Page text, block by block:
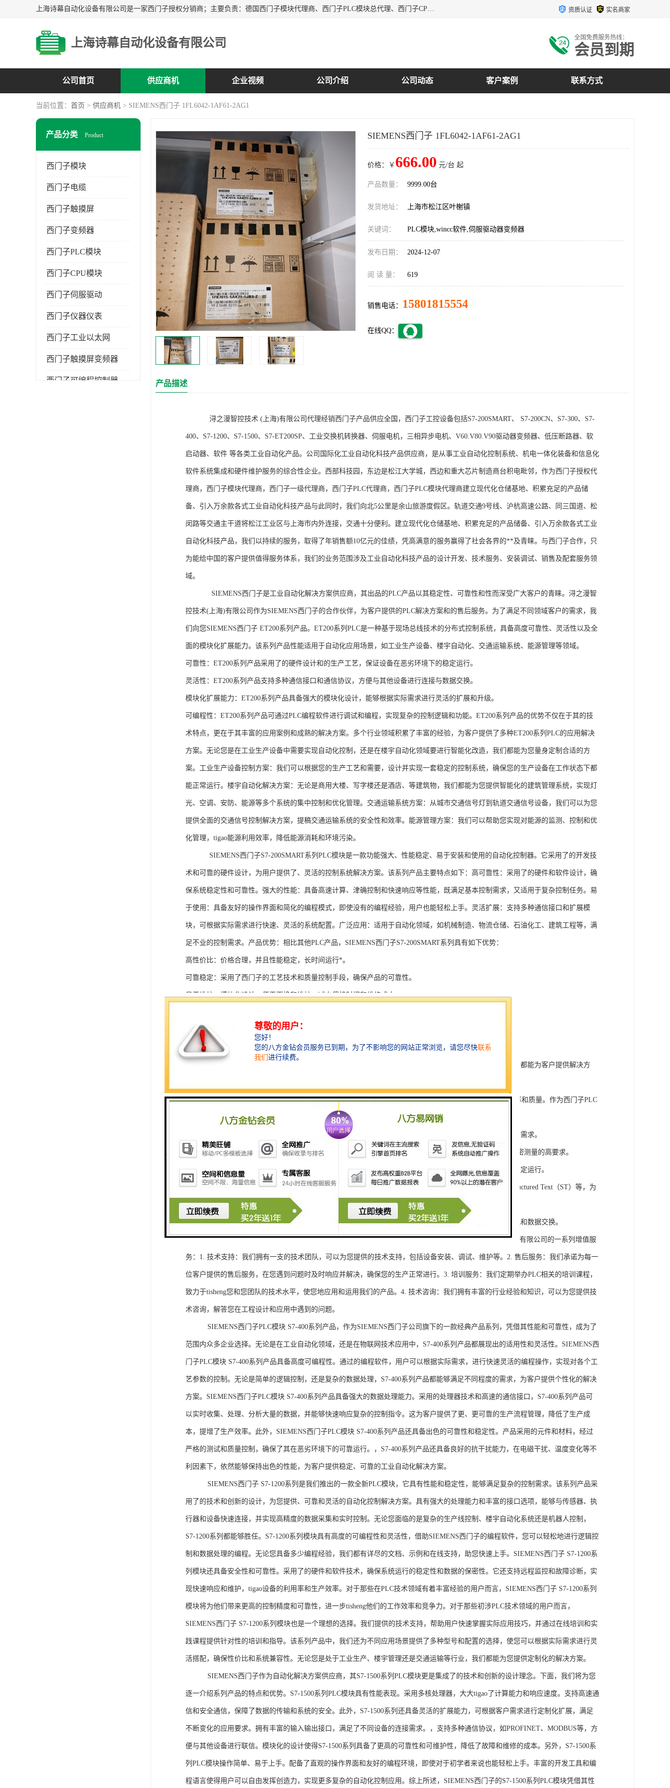
上海诗幕自动化设备有限公司是一家西门子授权分销商；主要负责：德国西门子模块代理商、西门子PLC模块总代理、西门子CPU模块代理商、西门子电缆代理、西门子触摸屏变频器总代理等专销售西门子各系列产品；实体公司，诚信经营，价格优势，品质保证，库存量大，供应！ 资质认证 实名商家
上海诗幕自动化设备有限公司 全国免费服务热线：
会员到期
公司首页 供应商机 企业视频 公司介绍 公司动态 客户案例 联系方式
当前位置： 首页 > 供应商机 > SIEMENS西门子 1FL6042-1AF61-2AG1
产品分类 Product
西门子模块
西门子电缆
西门子触摸屏
西门子变频器
西门子PLC模块
西门子CPU模块
西门子伺服驱动
西门子仪器仪表
西门子工业以太网
西门子触摸屏变频器
西门子可编程控制器
SIEMENS西门子 1FL6042-1AF61-2AG1
价格：￥ 666.00 元/台 起
产品数量： 9999.00台
发货地址： 上海市松江区叶榭镇
关键词： PLC模块,wincc软件,伺服驱动器变频器
发布日期： 2024-12-07
阅 读 量： 619
销售电话： 15801815554
在线QQ：
产品描述
浔之漫智控技术 (上海)有限公司代理经销西门子产品供应全国，西门子工控设备包括S7-200SMART、 S7-200CN、S7-300、S7-
400、S7-1200、S7-1500、S7-ET200SP、工业交换机转换器、伺服电机，三相异步电机、V60.V80.V90驱动器变频器、低压断路器、软
启动器、软件 等各类工业自动化产品。公司国际化工业自动化科技产品供应商，是从事工业自动化控制系统、机电一体化装备和信息化
软件系统集成和硬件维护服务的综合性企业。西部科技园，东边是松江大学城，西边和重大芯片制造商台积电毗邻，作为西门子授权代
理商，西门子模块代理商，西门子一级代理商，西门子PLC代理商，西门子PLC模块代理商建立现代化仓储基地、积累充足的产品储
备、引入万余款各式工业自动化科技产品与此同时，我们向北5公里是余山旅游度假区。轨道交通9号线、沪杭高速公路、同三国道、松
闵路等交通主干道将松江工业区与上海市内外连接，交通十分便利。建立现代化仓储基地、积累充足的产品储备、引入万余款各式工业
自动化科技产品，我们以持续的服务，取得了年销售额10亿元的佳绩，凭高满意的服务赢得了社会各界的**及青睐。与西门子合作，只
为能给中国的客户提供值得服务体系，我们的业务范围涉及工业自动化科技产品的设计开发、技术服务、安装调试、销售及配套服务领
域。
SIEMENS西门子是工业自动化解决方案供应商，其出品的PLC产品以其稳定性、可靠性和性而深受广大客户的青睐。浔之漫智
控技术(上海)有限公司作为SIEMENS西门子的合作伙伴，为客户提供的PLC解决方案和的售后服务。为了满足不同领域客户的需求，我
们向您SIEMENS西门子 ET200系列产品。ET200系列PLC是一种基于现场总线技术的分布式控制系统，具备高度可靠性、灵活性以及全
面的模块化扩展能力。该系列产品性能适用于自动化应用场景，如工业生产设备、楼宇自动化、交通运输系统、能源管理等领域。
可靠性：ET200系列产品采用了的硬件设计和的生产工艺，保证设备在恶劣环境下的稳定运行。
灵活性：ET200系列产品支持多种通信接口和通信协议，方便与其他设备进行连接与数据交换。
模块化扩展能力：ET200系列产品具备强大的模块化设计，能够根据实际需求进行灵活的扩展和升级。
可编程性：ET200系列产品可通过PLC编程软件进行调试和编程，实现复杂的控制逻辑和功能。ET200系列产品的优势不仅在于其的技
术特点，更在于其丰富的应用案例和成熟的解决方案。多个行业领域积累了丰富的经验，为客户提供了多种ET200系列PLC的应用解决
方案。无论您是在工业生产设备中需要实现自动化控制，还是在楼宇自动化领域要进行智能化改造，我们都能为您量身定制合适的方
案。工业生产设备控制方案：我们可以根据您的生产工艺和需要，设计并实现一套稳定的控制系统，确保您的生产设备在工作状态下都
能正常运行。楼宇自动化解决方案：无论是商用大楼、写字楼还是酒店、等建筑物，我们都能为您提供智能化的建筑管理系统，实现灯
光、空调、安防、能源等多个系统的集中控制和优化管理。交通运输系统方案：从城市交通信号灯到轨道交通信号设备，我们可以为您
提供全面的交通信号控制解决方案，提稿交通运输系统的安全性和效率。能源管理方案：我们可以帮助您实现对能源的监测、控制和优
化管理，tigao能源利用效率，降低能源消耗和环境污染。
SIEMENS西门子S7-200SMART系列PLC模块是一款功能强大、性能稳定、易于安装和使用的自动化控制器。它采用了的开发技
术和可靠的硬件设计，为用户提供了、灵活的控制系统解决方案。该系列产品主要特点如下：高可靠性：采用了的硬件和软件设计，确
保系统稳定性和可靠性。强大的性能：具备高速计算、津确控制和快速响应等性能，既满足基本控制需求，又适用于复杂控制任务。易
于使用：具备友好的操作界面和简化的编程模式，即使没有的编程经验，用户也能轻松上手。灵活扩展：支持多种通信接口和扩展模
块，可根据实际需求进行快速、灵活的系统配置。广泛应用：适用于自动化领域，如机械制造、物流仓储、石油化工、建筑工程等，满
足不业的控制需求。产品优势：相比其他PLC产品，SIEMENS西门子S7-200SMART系列具有如下优势：
高性价比：价格合理，并且性能稳定，长时间运行*。
可靠稳定：采用了西门子的工艺技术和质量控制手段，确保产品的可靠性。
易于维护：模块化设计，便于更换和维护，减少停机时间和维修成本。
灵活配置：多种通信接口和编程模式可选，满足不同用户的个性化要求。
快速部署：配备了完善的软件工具和技术支持，可快速部署系统，缩短项目周期。
在智能科技、自动化科技和机电领域内有着到的见解。无论是提供技术咨询，还是进行技术开发和转让，我们都能为客户提供解决方
SIEMENS西门子PLC模块S7-300系列产品是一系列高可靠性、高性能的工控设备，旨在tisheng生产效率和质量。作为西门子PLC
系列中的重要组成部分，S7-300系列产品具有以下突出特点：
1. 灵活性和可扩展性：S7-300系列产品设计特，可根据客户需求灵活配置输入输出模块，满足不同规模工程的需求。
2. 高速、高精度的模拟量输入输出：S7-300系列产品支持多达8个模拟量输入输出通道，可满足对于控制和精密测量的高要求。
3. 高可靠性和稳定性：S7-300系列产品采用的硬件和软件技术，具有高度可靠性和稳定性，保证系统的长期稳定运行。
4. 灵活可编程：S7-300系列产品采用TIA Portal开发环境，支持多种编程语言，如Ladder Diagram（LD）、Structured Text（ST）等，为
工程师提供了更多编程选择。
5. 可靠的通讯接口：S7-300系列产品配备丰富的通讯接口，可与其他工控设备无缝集成，实现设备之间的通讯和数据交换。
购买SIEMENS西门子PLC模块S7-300系列产品，不仅获得了可靠的工控设备，还将获得浔之漫智控技术(上海)有限公司的一系列增值服
务：1. 技术支持：我们拥有一支的技术团队，可以为您提供的技术支持，包括设备安装、调试、维护等。2. 售后服务：我们承诺为每一
位客户提供的售后服务，在您遇到问题时及时响应并解决，确保您的生产正常进行。3. 培训服务：我们定期举办PLC相关的培训课程，
致力于tisheng您和您团队的技术水平，使您地应用和运用我们的产品。4. 技术咨询：我们拥有丰富的行业经验和知识，可以为您提供技
术咨询，解答您在工程设计和应用中遇到的问题。
SIEMENS西门子PLC模块 S7-400系列产品，作为SIEMENS西门子公司旗下的一款经典产品系列，凭借其性能和可靠性，成为了
范围内众多企业选择。无论是在工业自动化领域，还是在物联网技术应用中，S7-400系列产品都展现出的适用性和灵活性。SIEMENS西
门子PLC模块 S7-400系列产品具备高度可编程性。通过的编程软件，用户可以根据实际需求，进行快速灵活的编程操作，实现对各个工
艺参数的控制。无论是简单的逻辑控制，还是复杂的数据处理，S7-400系列产品都能够满足不同程度的需求，为客户提供个性化的解决
方案。SIEMENS西门子PLC模块 S7-400系列产品具备强大的数据处理能力。采用的处理器技术和高速的通信接口，S7-400系列产品可
以实时收集、处理、分析大量的数据，并能够快速响应复杂的控制指令。这为客户提供了更、更可靠的生产流程管理，降低了生产成
本，提增了生产效率。此外，SIEMENS西门子PLC模块 S7-400系列产品还具备出色的可靠性和稳定性。产品采用的元件和材料，经过
严格的测试和质量控制，确保了其在恶劣环境下的可靠运行。，S7-400系列产品还具备良好的抗干扰能力，在电磁干扰、温度变化等不
利因素下，依然能够保持出色的性能，为客户提供稳定、可靠的工业自动化解决方案。
SIEMENS西门子 S7-1200系列是我们推出的一款全新PLC模块，它具有性能和稳定性，能够满足复杂的控制需求。该系列产品采
用了的技术和创新的设计，为您提供、可靠和灵活的自动化控制解决方案。具有强大的处理能力和丰富的接口选项，能够与传感器、执
行器和设备快速连接，并实现高精度的数据采集和实时控制。无论您面临的是复杂的生产线控制、楼宇自动化系统还是机器人控制，
S7-1200系列都能够胜任。S7-1200系列模块具有高度的可编程性和灵活性，借助SIEMENS西门子的编程软件，您可以轻松地进行逻辑控
制和数据处理的编程。无论您具备多少编程经验，我们都有详尽的文档、示例和在线支持，助您快速上手。SIEMENS西门子 S7-1200系
列模块还具备安全性和可靠性。采用了的硬件和软件技术，确保系统运行的稳定性和数据的保密性。它还支持远程监控和故障诊断，实
现快速响应和维护，tigao设备的利用率和生产效率。对于那些在PLC技术领域有着丰富经验的用户而言，SIEMENS西门子 S7-1200系列
模块将为他们带来更高的控制精度和可靠性，进一步tisheng他们的工作效率和竞争力。对于那些初涉PLC技术领域的用户而言，
SIEMENS西门子 S7-1200系列模块也是一个理想的选择。我们提供的技术支持，帮助用户快速掌握实际应用技巧，并通过在线培训和实
践课程提供针对性的培训和指导。该系列产品中，我们还为不同应用场景提供了多种型号和配置的选择，使您可以根据实际需求进行灵
活搭配，确保性价比和系统兼容性。无论您是处于工业生产、楼宇管理还是交通运输等行业，我们都能为您提供定制化的解决方案。
SIEMENS西门子作为自动化解决方案供应商，其S7-1500系列PLC模块更是集成了的技术和创新的设计理念。下面，我们将为您
逐一介绍系列产品的特点和优势。S7-1500系列PLC模块具有性能表现。采用多核处理器，大大tigao了计算能力和响应速度。支持高速通
信和安全通信，保障了数据的传输和系统的安全。此外，S7-1500系列还具备灵活的扩展能力，可根据客户需求进行定制化扩展，满足
不断变化的应用要求。拥有丰富的输入输出接口，满足了不同设备的连接需求。，支持多种通信协议，如PROFINET、MODBUS等，方
便与其他设备进行联信。模块化的设计使得S7-1500系列具备了更高的可靠性和可维护性，降低了故障和维修的成本。另外，S7-1500系
列PLC模块操作简单、易于上手。配备了直观的操作界面和友好的编程环境，即使对于初学者来说也能轻松上手。丰富的开发工具和编
程语言使得用户可以自由发挥创造力，实现更多复杂的自动化控制应用。综上所述，SIEMENS西门子的S7-1500系列PLC模块凭借其性